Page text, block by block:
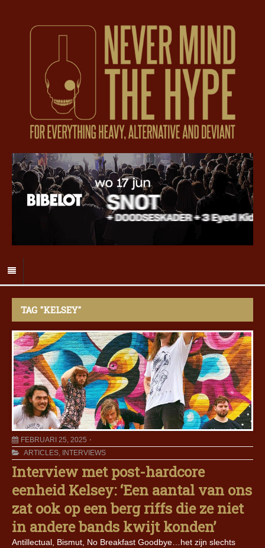
TAG "KELSEY"
FEBRUARI 25, 2025
ARTICLES, INTERVIEWS
Interview met post-hardcore
eenheid Kelsey: ‘Een aantal van ons
zat ook op een berg riffs die ze niet
in andere bands kwijt konden’
Antillectual, Bismut, No Breakfast Goodbye…het zijn slechts